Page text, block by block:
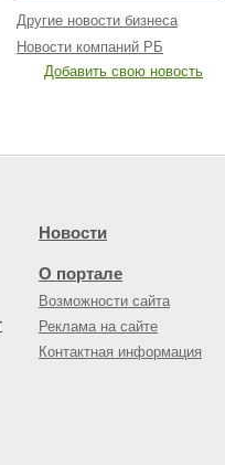
Другие новости бизнеса
Новости компаний РБ
Добавить свою новость
Новости
О портале
Возможности сайта
Реклама на сайте
Контактная информация